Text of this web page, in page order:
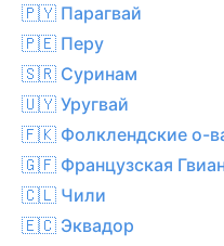
🇵🇾 Парагвай
🇵🇪 Перу
🇸🇷 Суринам
🇺🇾 Уругвай
🇫🇰 Фолклендские о-
🇬🇫 Французская
🇨🇱 Чили
🇪🇨 Эквадор